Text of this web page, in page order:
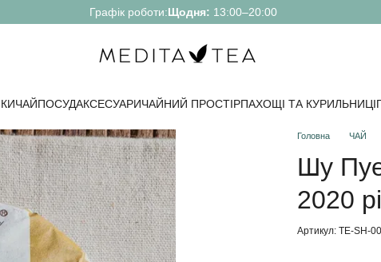
Графік роботи:Щодня: 13:00–20:00
ЧАЙПОСУДАКСЕСУАРИЧАЙНИЙ ПРОСТІРПАХОЩІ ТА КУРИЛЬНИЦІ
Головна ЧАЙ
Шу
2020
Артикул: TE-SH-